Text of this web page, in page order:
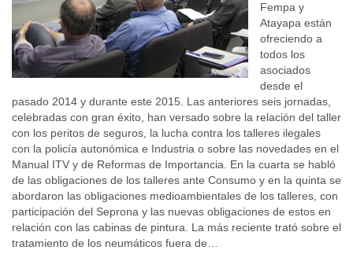
Fempa y
Atayapa están
ofreciendo a
todos los
asociados
desde el
pasado 2014 y durante este 2015. Las anteriores seis jornadas,
celebradas con gran éxito, han versado sobre la relación del taller
con los peritos de seguros, la lucha contra los talleres ilegales
con la policía autonómica e Industria o sobre las novedades en el
Manual ITV y de Reformas de Importancia. En la cuarta se habló
de las obligaciones de los talleres ante Consumo y en la quinta se
abordaron las obligaciones medioambientales de los talleres, con
participación del Seprona y las nuevas obligaciones de estos en
relación con las cabinas de pintura. La más reciente trató sobre el
tratamiento de los neumáticos fuera de…